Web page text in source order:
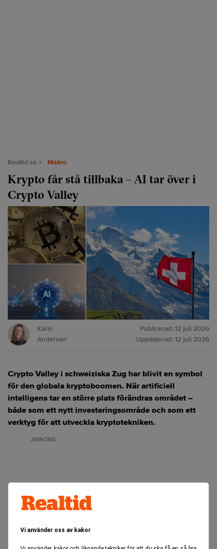
Vi använder oss av kakor
Realtid.se Makro
Krypto får stå tillbaka – AI tar över i
Crypto Valley
Karin
Andersen
Publicerad: 12 juli 2026
Uppdaterad: 12 juli 2026
Crypto Valley i schweiziska Zug har blivit en symbol
för den globala kryptoboomen. När artificiell
intelligens tar en större plats förändras området –
både som ett nytt investeringsområde och som ett
verktyg för att utveckla kryptotekniken.
ANNONS